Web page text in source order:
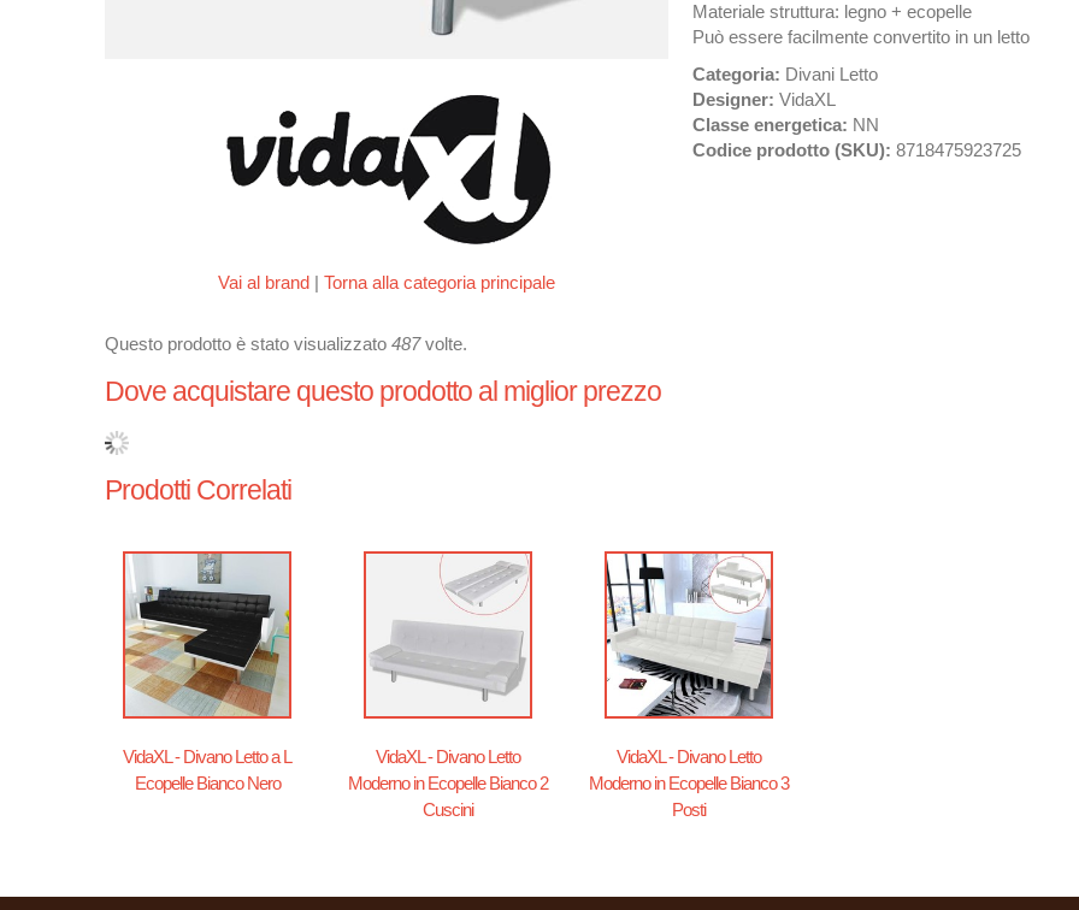
Vai al brand | Torna alla categoria principale
Materiale struttura: legno + ecopelle
Può essere facilmente convertito in un letto
Categoria: Divani Letto
Designer: VidaXL
Classe energetica: NN
Codice prodotto (SKU): 8718475923725
Questo prodotto è stato visualizzato 487volte.
Dove acquistare questo prodotto al miglior prezzo
Prodotti Correlati
VidaXL - Divano Letto a L
Ecopelle Bianco Nero
VidaXL - Divano Letto
Moderno in Ecopelle Bianco 2
Cuscini
VidaXL - Divano Letto
Moderno in Ecopelle Bianco 3
Posti